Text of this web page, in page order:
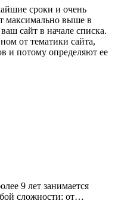
сроки и очень
максимально выше в
сайт в начале списка.
от тематики сайта,
и потому определяют ее
9 лет занимается
сложности: от…